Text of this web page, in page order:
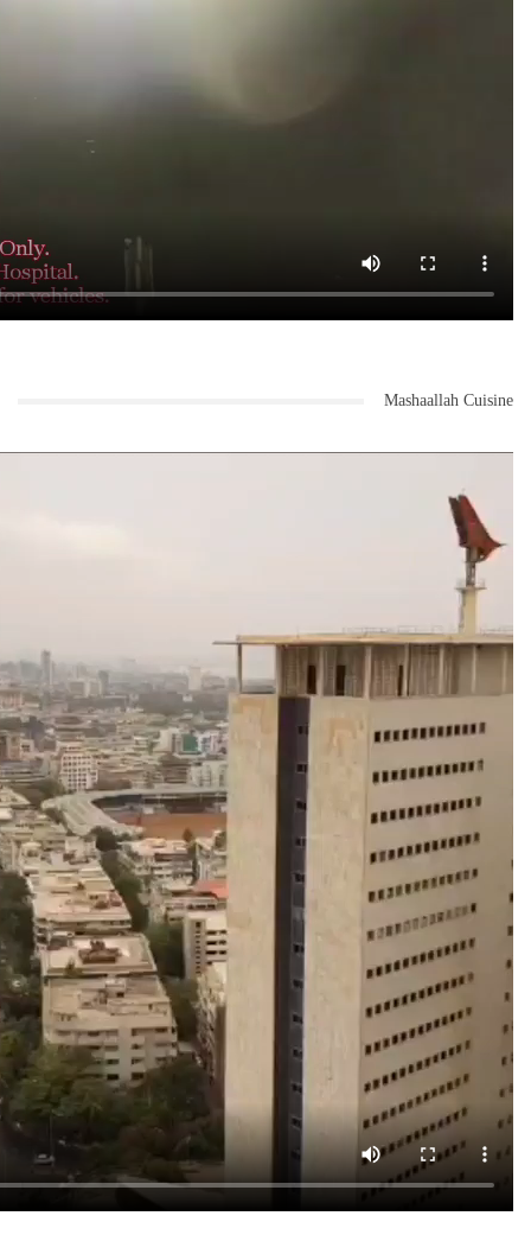
Mashaallah Cuisine